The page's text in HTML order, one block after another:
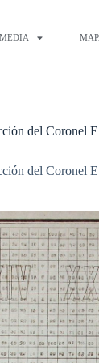
del
del